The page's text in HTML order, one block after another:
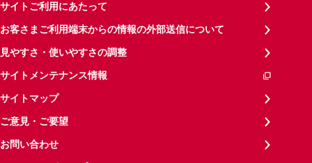
サイトご利用にあたって
お客さまご利用端末からの情報の外部送信について
見やすさ・使いやすさの調整
サイトメンテナンス情報
サイトマップ
ご意見・ご要望
お問い合わせ